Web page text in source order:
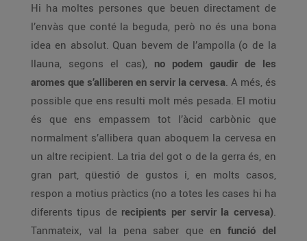
Hi ha moltes persones que beuen directament de
l’envàs que conté la beguda, però no és una bona
idea en absolut. Quan bevem de l’ampolla (o de la
llauna, segons el cas), no podem gaudir de les
aromes que s’alliberen en servir la cervesa. A més, és
possible que ens resulti molt més pesada. El motiu
és que ens empassem tot l’àcid carbònic que
normalment s’allibera quan aboquem la cervesa en
un altre recipient. La tria del got o de la gerra és, en
gran part, qüestió de gustos i, en molts casos,
respon a motius pràctics (no a totes les cases hi ha
diferents tipus de recipients per servir la cervesa).
Tanmateix, val la pena saber que en funció del